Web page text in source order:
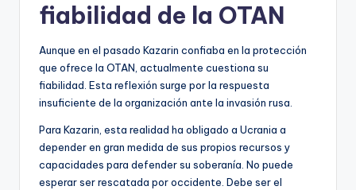
fiabilidad de la OTAN
Aunque en el pasado Kazarin confiaba en la protección
que ofrece la OTAN, actualmente cuestiona su
fiabilidad. Esta reflexión surge por la respuesta
insuficiente de la organización ante la invasión rusa.
Para Kazarin, esta realidad ha obligado a Ucrania a
depender en gran medida de sus propios recursos y
capacidades para defender su soberanía. No puede
esperar ser rescatada por occidente. Debe ser el